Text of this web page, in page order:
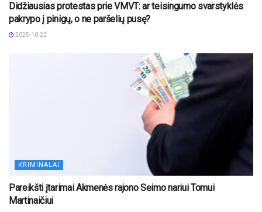
Didžiausias protestas prie VMVT: ar teisingumo svarstyklės
pakrypo į pinigų, o ne paršelių pusę?
2025-10-22
KRIMINALAI
Pareikšti įtarimai Akmenės rajono Seimo nariui Tomui
Martinaičiui